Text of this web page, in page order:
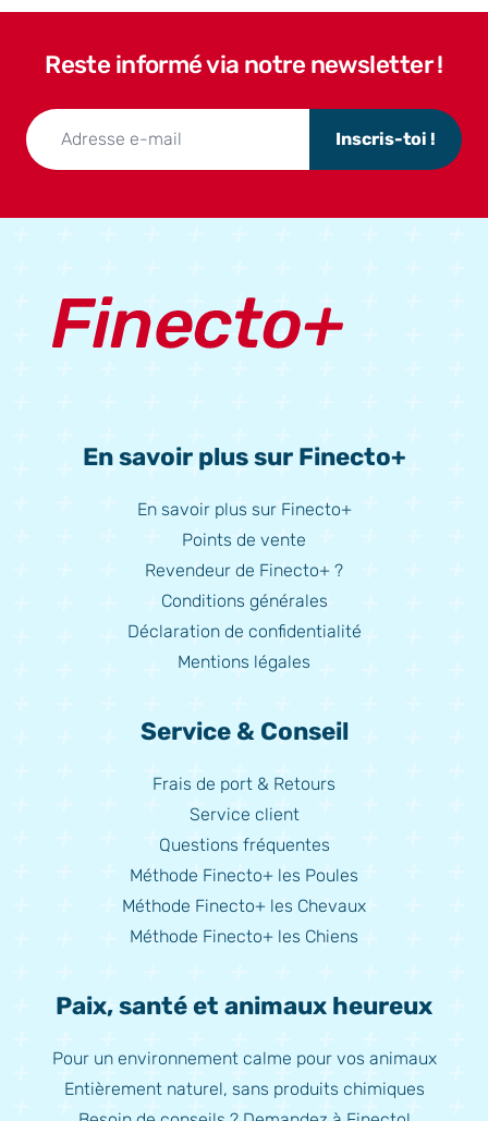
Reste informé via notre newsletter !
Inscris-toi !
En savoir plus sur Finecto+
En savoir plus sur Finecto+
Points de vente
Revendeur de Finecto+ ?
Conditions générales
Déclaration de confidentialité
Mentions légales
Service & Conseil
Frais de port & Retours
Service client
Questions fréquentes
Méthode Finecto+ les Poules
Méthode Finecto+ les Chevaux
Méthode Finecto+ les Chiens
Paix, santé et animaux heureux
Pour un environnement calme pour vos animaux
Entièrement naturel, sans produits chimiques